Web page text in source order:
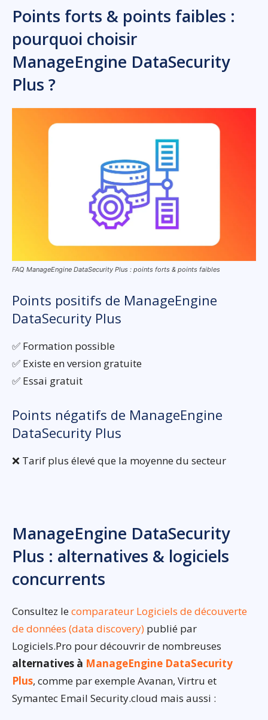
Points forts & points faibles :
pourquoi choisir
ManageEngine DataSecurity
Plus ?
FAQ ManageEngine DataSecurity Plus : points forts & points faibles
Points positifs de ManageEngine
DataSecurity Plus
✅ Formation possible
✅ Existe en version gratuite
✅ Essai gratuit
Points négatifs de ManageEngine
DataSecurity Plus
❌ Tarif plus élevé que la moyenne du secteur
ManageEngine DataSecurity
Plus : alternatives & logiciels
concurrents
Consultez lecomparateur Logiciels de découverte
de données (data discovery) publié par
Logiciels.Pro pour découvrir de nombreuses
alternatives à ManageEngine DataSecurity
Plus, comme par exemple Avanan, Virtru et
Symantec Email Security.cloud mais aussi :